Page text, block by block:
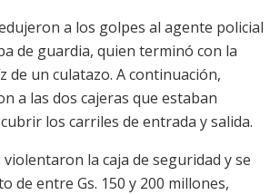
a los golpes al agente policial
de guardia, quien terminó con la
de un culatazo. A continuación,
a las dos cajeras que estaban
los carriles de entrada y salida.
la caja de seguridad y se
de entre Gs. 150 y 200 millones,